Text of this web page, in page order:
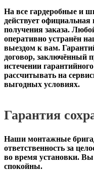
На все гардеробные и
действует официальная
получения заказа.
оперативно устранён
выездом к вам.
договор, заключённый
истечении
рассчитывать на
выгодных условиях.
Гарантия
Наши монтажные
ответственность за
во время установки.
спокойны.